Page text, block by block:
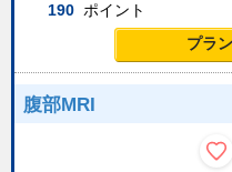
190 ポイント
プラ
腹部MRI